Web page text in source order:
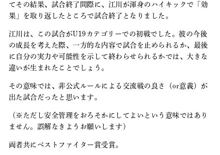
てその結果、試合終了間際に、江川が渾身のハイキックで「効
果」を取り返したところで試合終了となりました。
江川は、この試合がU19カテゴリーでの初戦でした。彼の今後
の成長を考えた際、一方的な内容で試合を止められるか、最後
に自分の実力や可能性を示して終わらせられるかでは、大きな
違いが生まれたことでしょう。
その意味では、非公式ルールによる交流戦の良さ（or意義）が
出た試合だったと思います。
（※ただし安全管理をおろそかにしてよいという意味ではあり
ません。誤解なきようお願いします）
両者共にベストファイター賞受賞。